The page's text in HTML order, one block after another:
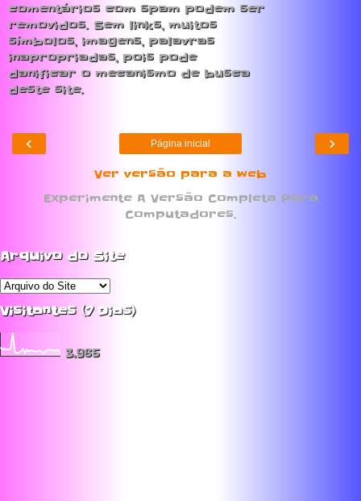
comentários com spam podem ser
removidos. Sem links, muitos
símbolos, imagens, palavras
inapropriadas, pois pode
danificar o mecanismo de busca
deste site.
‹ ›
Página inicial
Ver versão para a web
Experimente A Versão Completa Para
Computadores.
Arquivo do Site
Visitantes (7 Dias)
3,965